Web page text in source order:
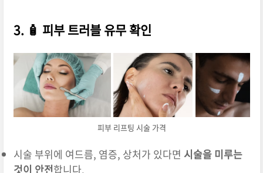
3. 🧴 피부 트러블 유무 확인
피부 리프팅 시술 가격
시술 부위에 여드름, 염증, 상처가 있다면 시술을 미루는
것이 안전합니다.